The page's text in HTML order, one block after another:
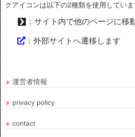
クアイコンは以下の2種類を使用していま
：サイト内で他のページに移
：外部サイトへ遷移します
運営者情報
privacy policy
contact